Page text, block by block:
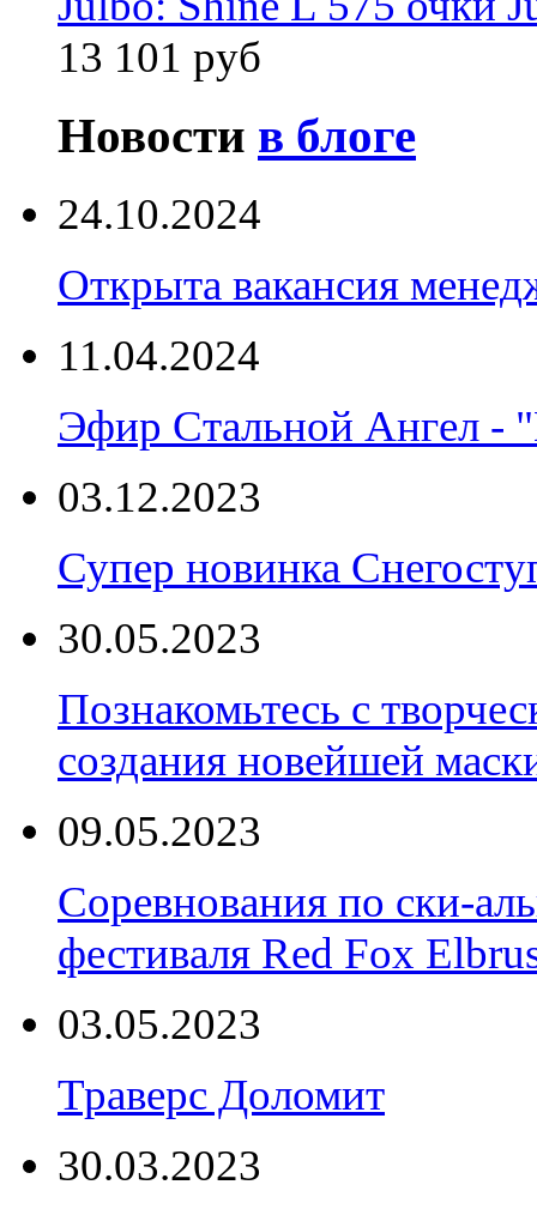
13 101 руб
Новости в блоге
24.10.2024
Открыта вакансия
11.04.2024
Эфир Стальной Ангел -
03.12.2023
Супер новинка
30.05.2023
Познакомьтесь с
создания новейшей
09.05.2023
Соревнования по ски-
фестиваля Red Fox
03.05.2023
Траверс Доломит
30.03.2023